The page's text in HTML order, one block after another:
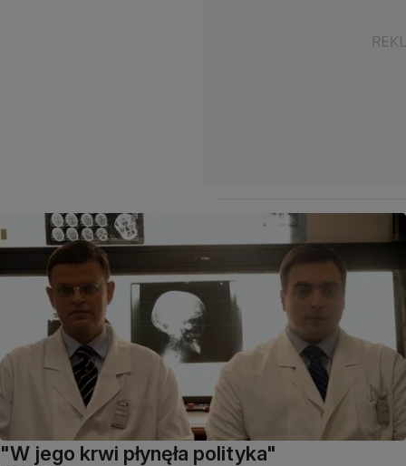
"W jego krwi płynęła polityka"